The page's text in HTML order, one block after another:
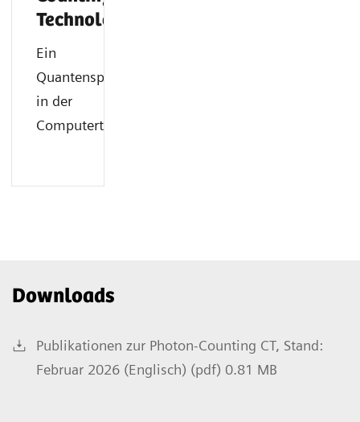
Technologie
Ein
Quantensprung
in der
Computertomographie
Downloads
Publikationen zur Photon-Counting CT, Stand:
Februar 2026 (Englisch) (pdf) 0.81 MB